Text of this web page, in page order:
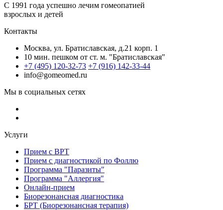
C 1991 года успешно лечим гомеопатией
взрослых и детей
Контакты
Москва, ул. Братиславская, д.21 корп. 1
10 мин. пешком от ст. м. "Братиславская"
+7 (495) 120-32-73 +7 (916) 142-33-44
info@gomeomed.ru
Мы в социальных сетях
Услуги
Прием с ВРТ
Прием с диагностикой по Фоллю
Программа "Паразиты"
Программа "Аллергия"
Онлайн-прием
Биорезонансная диагностика
БРТ (Биорезонансная терапия)